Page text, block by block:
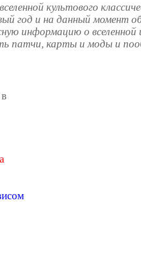
культового
год и на данный момент
информацию о вселенной
патчи, карты и моды и